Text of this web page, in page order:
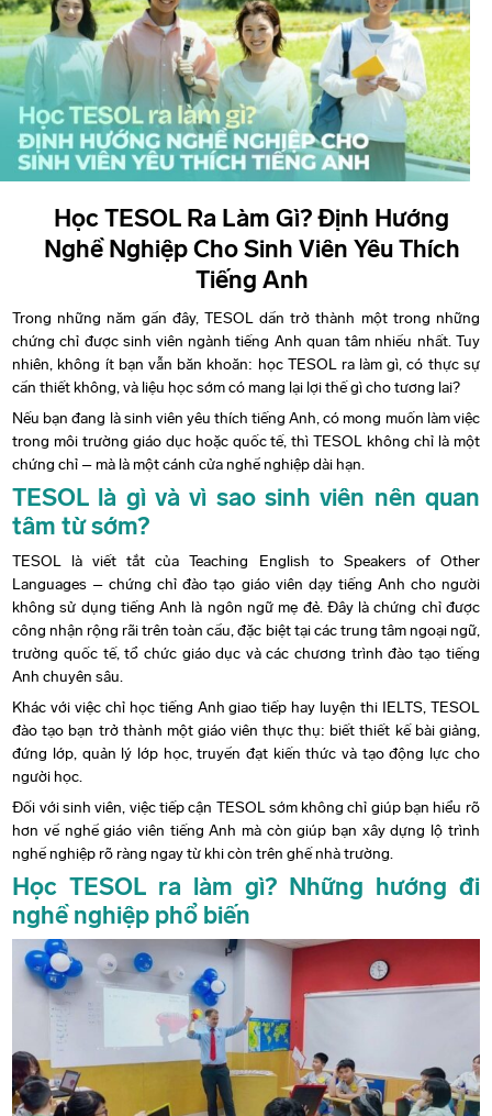
TESOL Dual Diploma
Digital Marketing
Hospitality
Beauty English
TOEIC
IELTS
Communicative English – ESP
GC Winter Camp 2026 – Dankook University (Korea)
GC Summer Camp 2026 – Dankook University
(Korea)
GC Summer Camp 2026 – Soongsil University
(Korea)
GC Summer Camp 2026 – Trinity Western University
(Canada)
Học TESOL Ra Làm Gì? Định Hướng
Nghề Nghiệp Cho Sinh Viên Yêu Thích
Tiếng Anh
Trong những năm gần đây, TESOL dần trở thành một trong những
chứng chỉ được sinh viên ngành tiếng Anh quan tâm nhiều nhất. Tuy
nhiên, không ít bạn vẫn băn khoăn: học TESOL ra làm gì, có thực sự
cần thiết không, và liệu học sớm có mang lại lợi thế gì cho tương lai?
Nếu bạn đang là sinh viên yêu thích tiếng Anh, có mong muốn làm việc
trong môi trường giáo dục hoặc quốc tế, thì TESOL không chỉ là một
chứng chỉ – mà là một cánh cửa nghề nghiệp dài hạn.
TESOL là gì và vì sao sinh viên nên quan
tâm từ sớm?
TESOL là viết tắt của Teaching English to Speakers of Other
Languages – chứng chỉ đào tạo giáo viên dạy tiếng Anh cho người
không sử dụng tiếng Anh là ngôn ngữ mẹ đẻ. Đây là chứng chỉ được
công nhận rộng rãi trên toàn cầu, đặc biệt tại các trung tâm ngoại ngữ,
trường quốc tế, tổ chức giáo dục và các chương trình đào tạo tiếng
Anh chuyên sâu.
Khác với việc chỉ học tiếng Anh giao tiếp hay luyện thi IELTS, TESOL
đào tạo bạn trở thành một giáo viên thực thụ: biết thiết kế bài giảng,
đứng lớp, quản lý lớp học, truyền đạt kiến thức và tạo động lực cho
người học.
Đối với sinh viên, việc tiếp cận TESOL sớm không chỉ giúp bạn hiểu rõ
hơn về nghề giáo viên tiếng Anh mà còn giúp bạn xây dựng lộ trình
nghề nghiệp rõ ràng ngay từ khi còn trên ghế nhà trường.
Học TESOL ra làm gì? Những hướng đi
nghề nghiệp phổ biến